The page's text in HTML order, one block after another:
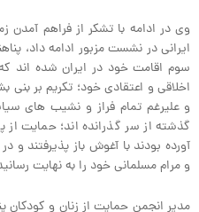
وی در ادامه با تشکر از فراهم آمدن
ایرانی در نشست مزبور ادامه داد،
سوم اقامت خود در ایران شده اند
اخلاقی و اعتقادی خود؛ تکریم بر بنی
و علیرغم تمام فراز و نشیب های
گذشته از سر گذرانده اند؛ حمایت از
آورده بودند با آغوش باز پذیرفتند
و مرام مسلمانی خود را به نهایت
مدیر انجمن حمایت از زنان و کودکان